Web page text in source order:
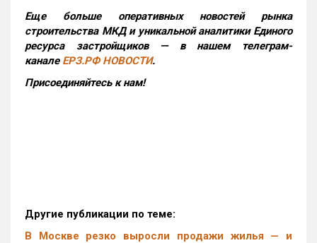
Еще больше оперативных новостей рынка
строительства МКД и уникальной аналитики Единого
ресурса застройщиков — в нашем телеграм-
канале ЕРЗ.РФ НОВОСТИ.
Присоединяйтесь к нам!
Другие публикации по теме:
В Москве резко выросли продажи жилья — и